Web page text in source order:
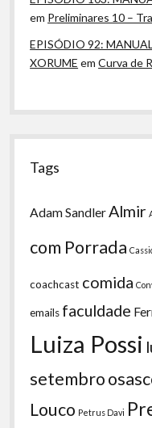
em Preliminares 10 –
EPISÓDIO 92:
XORUME emCurva de
Tags
Adam Sandler Almir
com Porrada
coachcast comida
emails faculdade
Luiza Possi
setembro
Louco Petrus Davi